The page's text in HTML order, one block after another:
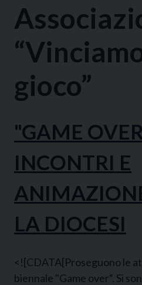
gioco”
"GAME
INCONTRI E
LA DIOCESI
<![CDATA[Proseguono le
biennale "Game over“. Si